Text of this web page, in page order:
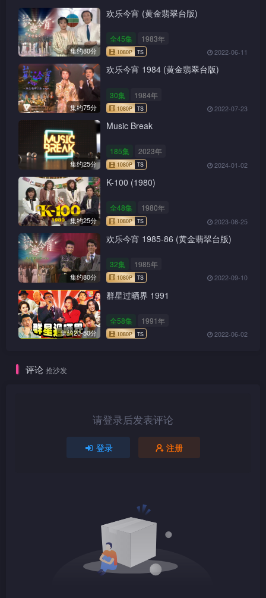
集约80分
欢乐今宵 (黄金翡翠台版)
全45集 1983年
2022-06-11
集约75分
欢乐今宵 1984 (黄金翡翠台版)
30集 1984年
2022-07-23
集约25分
Music Break
185集 2023年
2024-01-02
集约25分
K-100 (1980)
全48集 1980年
1080P
2023-08-25
集约80分
欢乐今宵 1985-86 (黄金翡翠台版)
32集 1985年
2022-09-10
集约20-50分
群星过晒界 1991
全58集 1991年
2022-06-02
评论 抢沙发
请登录后发表评论
登录 注册